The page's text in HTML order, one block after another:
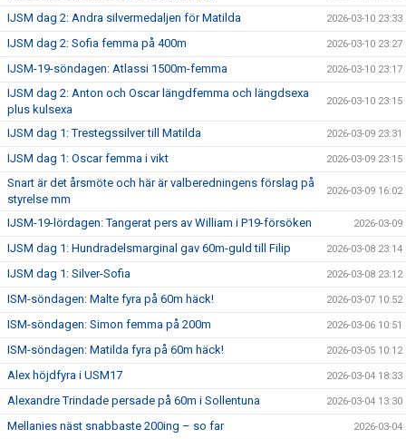
IJSM dag 2: Andra silvermedaljen för Matilda 2026-03-10 23:33
IJSM dag 2: Sofia femma på 400m 2026-03-10 23:27
IJSM-19-söndagen: Atlassi 1500m-femma 2026-03-10 23:17
IJSM dag 2: Anton och Oscar längdfemma och längdsexa
plus kulsexa
2026-03-10 23:15
IJSM dag 1: Trestegssilver till Matilda 2026-03-09 23:31
IJSM dag 1: Oscar femma i vikt 2026-03-09 23:15
Snart är det årsmöte och här är valberedningens förslag på
styrelse mm
2026-03-09 16:02
IJSM-19-lördagen: Tangerat pers av William i P19-försöken 2026-03-09
IJSM dag 1: Hundradelsmarginal gav 60m-guld till Filip 2026-03-08 23:14
IJSM dag 1: Silver-Sofia 2026-03-08 23:12
ISM-söndagen: Malte fyra på 60m häck! 2026-03-07 10:52
ISM-söndagen: Simon femma på 200m 2026-03-06 10:51
ISM-söndagen: Matilda fyra på 60m häck! 2026-03-05 10:12
Alex höjdfyra i USM17 2026-03-04 18:33
Alexandre Trindade persade på 60m i Sollentuna 2026-03-04 13:30
Mellanies näst snabbaste 200ing – so far 2026-03-04